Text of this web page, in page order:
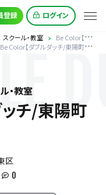
登録 ログイン
スクール・教室
Be Color【ダブルダッチ/東陽町校】
Be Color【ダブルダッチ/東陽町校】
・教室
チ/東陽町
区
0